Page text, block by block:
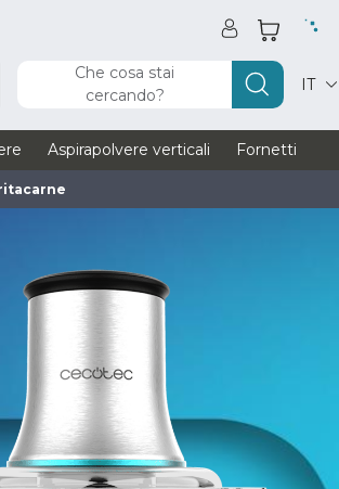
Che cosa stai
cercando?
IT
Aspirapolvere verticali Fornetti